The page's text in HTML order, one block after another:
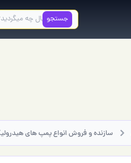
جستجو
سازنده و فروش انواع پمپ های